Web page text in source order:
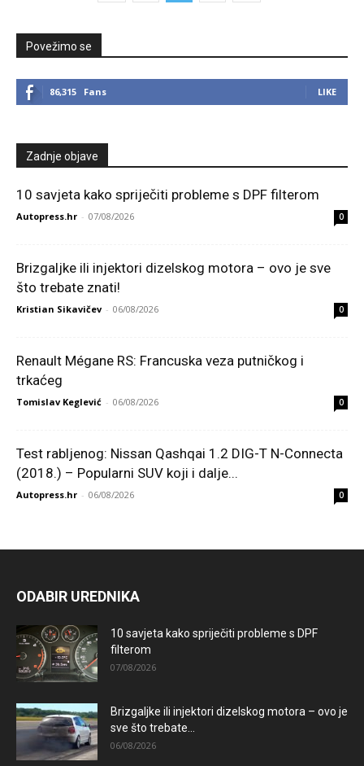
Povežimo se
86,315 Fans LIKE
Zadnje objave
10 savjeta kako spriječiti probleme s DPF filterom
Autopress.hr - 07/08/2026 0
Brizgaljke ili injektori dizelskog motora – ovo je sve
što trebate znati!
Kristian Sikavičev - 06/08/2026 0
Renault Mégane RS: Francuska veza putničkog i
trkaćeg
Tomislav Keglević - 06/08/2026 0
Test rabljenog: Nissan Qashqai 1.2 DIG-T N-Connecta
(2018.) – Popularni SUV koji i dalje...
Autopress.hr - 06/08/2026 0
ODABIR UREDNIKA
10 savjeta kako spriječiti probleme s DPF
filterom
07/08/2026
Brizgaljke ili injektori dizelskog motora – ovo je
sve što trebate...
06/08/2026